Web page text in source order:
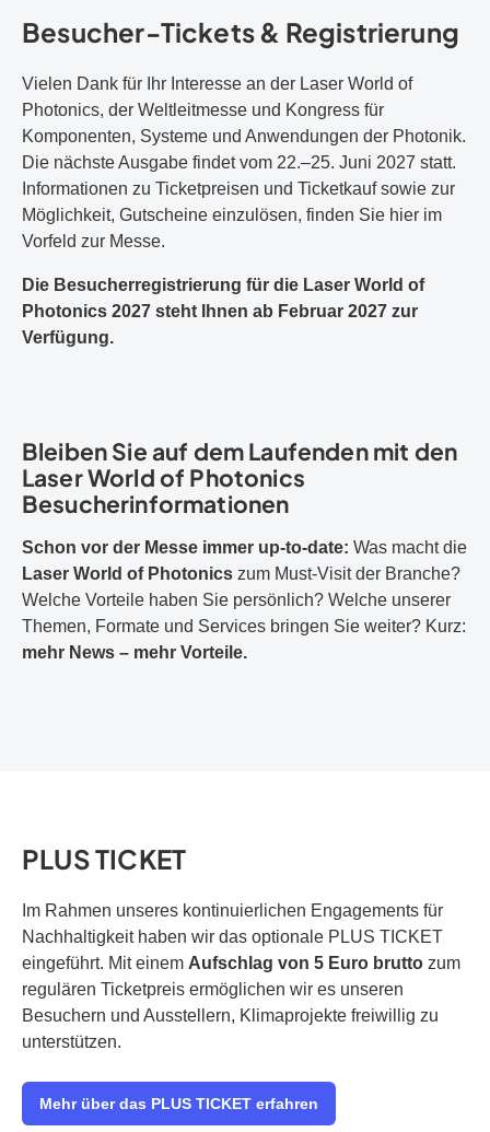
Besucher-Tickets & Registrierung
Vielen Dank für Ihr Interesse an der Laser World of
Photonics, der Weltleitmesse und Kongress für
Komponenten, Systeme und Anwendungen der Photonik.
Die nächste Ausgabe findet vom 22.–25. Juni 2027 statt.
Informationen zu Ticketpreisen und Ticketkauf sowie zur
Möglichkeit, Gutscheine einzulösen, finden Sie hier im
Vorfeld zur Messe.
Die Besucherregistrierung für die Laser World of
Photonics 2027 steht Ihnen ab Februar 2027 zur
Verfügung.
Bleiben Sie auf dem Laufenden mit den
Laser World of Photonics
Besucherinformationen
Schon vor der Messe immer up-to-date: Was macht die
Laser World of Photonics zum Must-Visit der Branche?
Welche Vorteile haben Sie persönlich? Welche unserer
Themen, Formate und Services bringen Sie weiter? Kurz:
mehr News – mehr Vorteile.
PLUS TICKET
Im Rahmen unseres kontinuierlichen Engagements für
Nachhaltigkeit haben wir das optionale PLUS TICKET
eingeführt. Mit einem Aufschlag von 5 Euro brutto zum
regulären Ticketpreis ermöglichen wir es unseren
Besuchern und Ausstellern, Klimaprojekte freiwillig zu
unterstützen.
Mehr über das PLUS TICKET erfahren